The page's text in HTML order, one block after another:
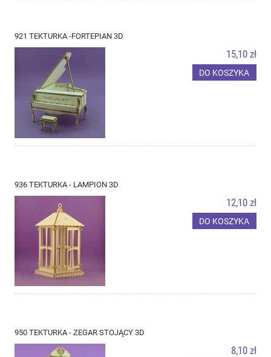
921 TEKTURKA -FORTEPIAN 3D
15,10 zł
DO KOSZYKA
936 TEKTURKA - LAMPION 3D
12,10 zł
DO KOSZYKA
950 TEKTURKA - ZEGAR STOJĄCY 3D
8,10 zł